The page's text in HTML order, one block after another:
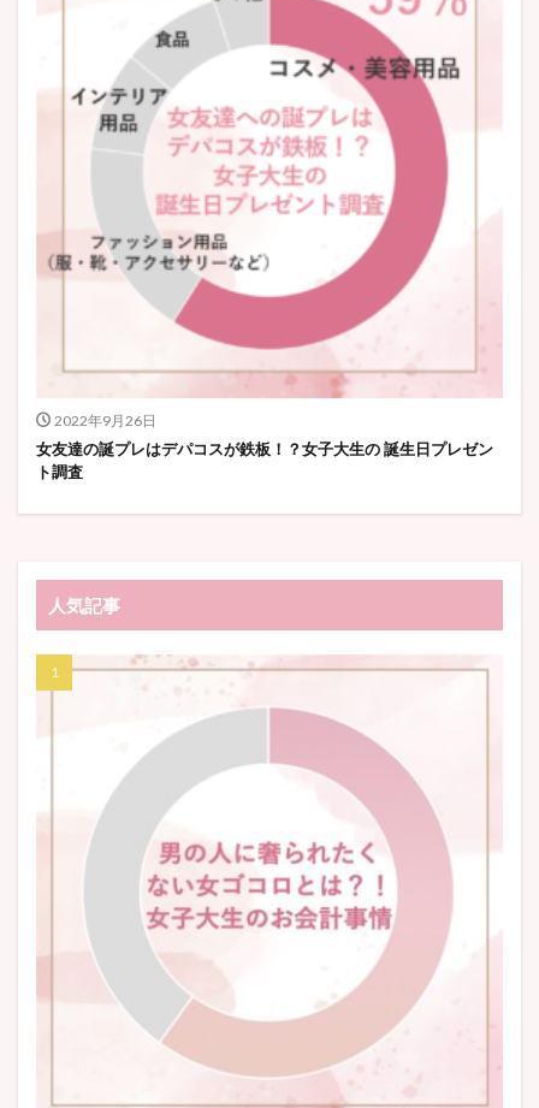
2022年9月26日
女友達の誕プレはデパコスが鉄板！？女子大生の 誕生日プレゼン
ト調査
人気記事